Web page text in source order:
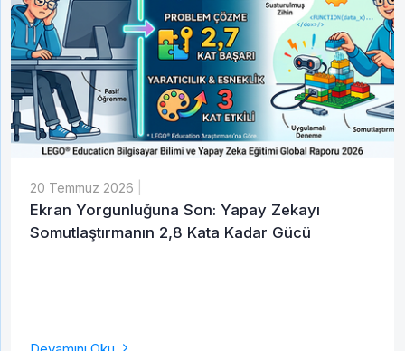
20 Temmuz 2026
Ekran Yorgunluğuna Son: Yapay Zekayı
Somutlaştırmanın 2,8 Kata Kadar Gücü
Abone Ol
İsim Soy İsim
Gelince Haber Ver
İsim